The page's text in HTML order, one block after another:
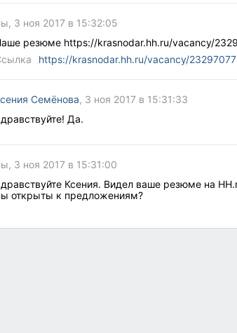
3 ноя 2017 в 15:32:05
резюме https://krasnodar.hh.ru/vacancy/
https://krasnodar.hh.ru/vacancy/23297077
Семёнова, 3 ноя 2017 в 15:31:33
Да.
3 ноя 2017 в 15:31:00
Ксения. Видел ваше резюме на
открыты к предложениям?